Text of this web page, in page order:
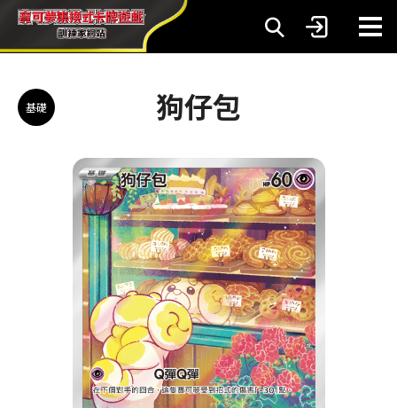
基礎 狗仔包